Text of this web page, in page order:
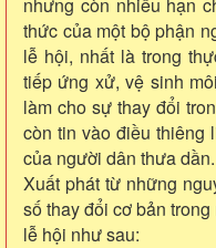
thức của một bộ phận
lễ hội, nhất là trong
tiếp ứng xử, vệ sinh
làm cho sự thay đổi
còn tin vào điều thiêng
của người dân thưa dần.
Xuất phát từ những
số thay đổi cơ bản
lễ hội như sau: